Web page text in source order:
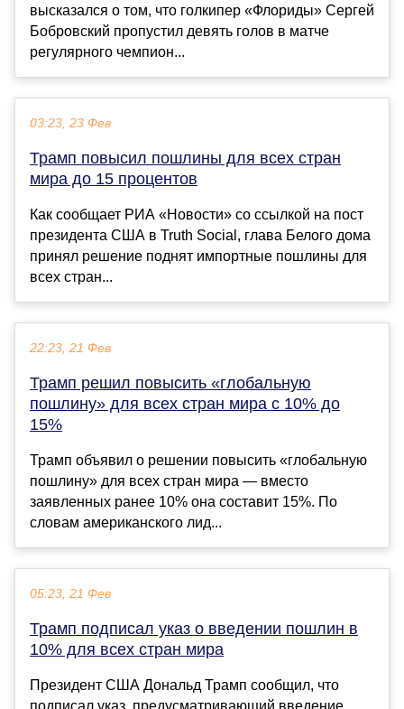
высказался о том, что голкипер «Флориды» Сергей
Бобровский пропустил девять голов в матче
регулярного чемпион...
03:23, 23 Фев
Трамп повысил пошлины для всех стран
мира до 15 процентов
Как сообщает РИА «Новости» со ссылкой на пост
президента США в Truth Social, глава Белого дома
принял решение поднят импортные пошлины для
всех стран...
22:23, 21 Фев
Трамп решил повысить «глобальную
пошлину» для всех стран мира с 10% до
15%
Трамп объявил о решении повысить «глобальную
пошлину» для всех стран мира — вместо
заявленных ранее 10% она составит 15%. По
словам американского лид...
05:23, 21 Фев
Трамп подписал указ о введении пошлин в
10% для всех стран мира
Президент США Дональд Трамп сообщил, что